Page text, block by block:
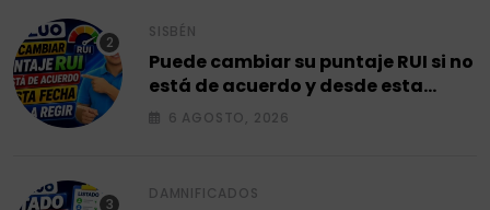
SISBÉN
Puede cambiar su puntaje RUI si no
está de acuerdo y desde esta
fecha empieza a regir en el 2026.
6 AGOSTO, 2026
DAMNIFICADOS